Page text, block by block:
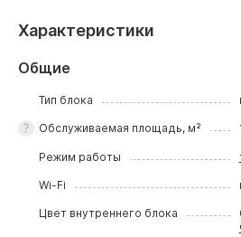
Характеристики
Общие
Тип блока
Обслуживаемая площадь, м²
Режим работы
Wi-Fi
Цвет внутреннего блока